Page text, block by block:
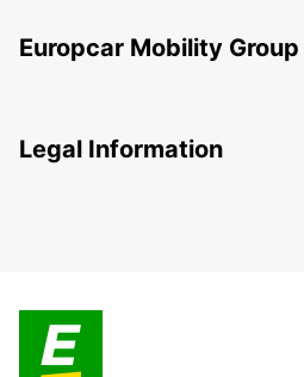
Europcar Mobility Group
Legal Information